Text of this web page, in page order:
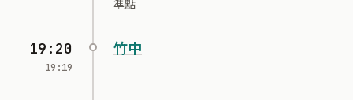
準點
19:20
19:19
竹中